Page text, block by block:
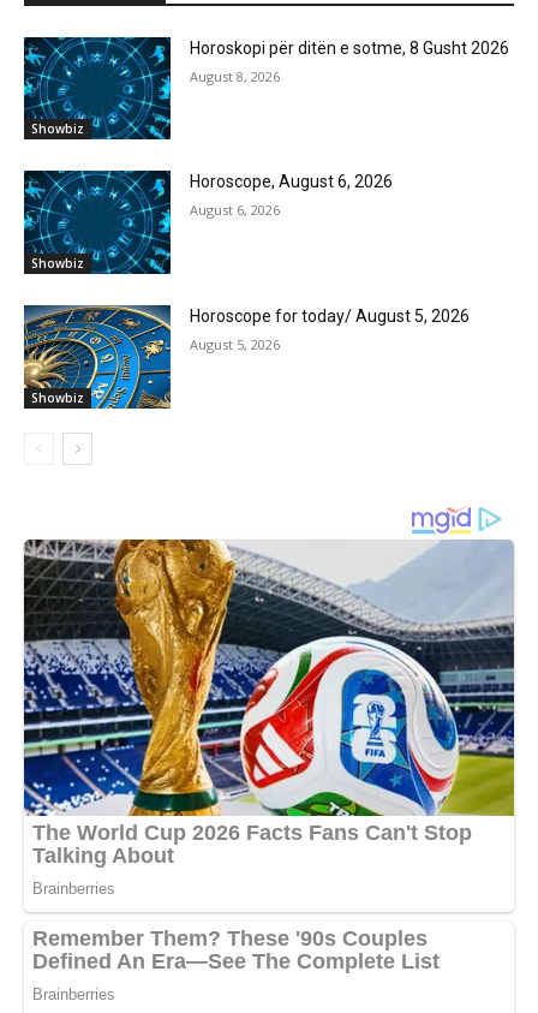
Showbiz
Horoskopi për ditën e sotme, 8 Gusht 2026
August 8, 2026
Showbiz
Horoscope, August 6, 2026
August 6, 2026
Showbiz
Horoscope for today/ August 5, 2026
August 5, 2026